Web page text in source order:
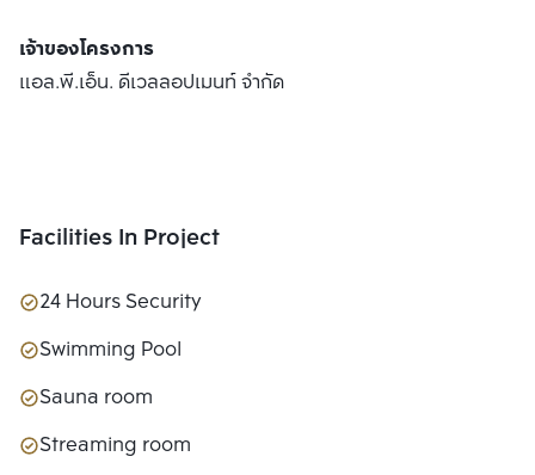
เจ้าของโครงการ
แอล.พี.เอ็น. ดีเวลลอปเมนท์ จำกัด
Facilities In Project
24 Hours Security
Swimming Pool
Sauna room
Streaming room